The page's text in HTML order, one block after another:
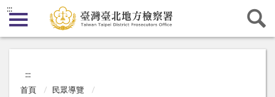
:::
:::
首頁 民眾導覽